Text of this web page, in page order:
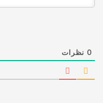
0نظرات